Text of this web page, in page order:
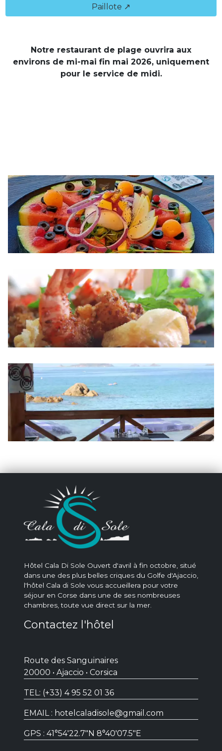
Paillote ↗
Notre restaurant de plage ouvrira aux
environs de mi-mai fin mai 2026, uniquement
pour le service de midi.
Hôtel Cala Di Sole Ouvert d'avril à fin octobre, situé
dans une des plus belles criques du Golfe d'Ajaccio,
l'hôtel Cala di Sole vous accueillera pour votre
séjour en Corse dans une de ses nombreuses
chambres, toute vue direct sur la mer.
Contactez l'hôtel
Route des Sanguinaires
20000 • Ajaccio • Corsica
TEL: (+33) 4 95 52 01 36
EMAIL : hotelcaladisole@gmail.com
GPS : 41°54'22.7"N 8°40'07.5"E